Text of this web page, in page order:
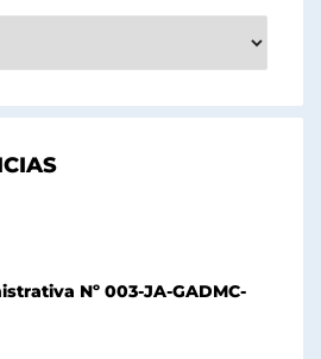
Nº 003-JA-GADMC-